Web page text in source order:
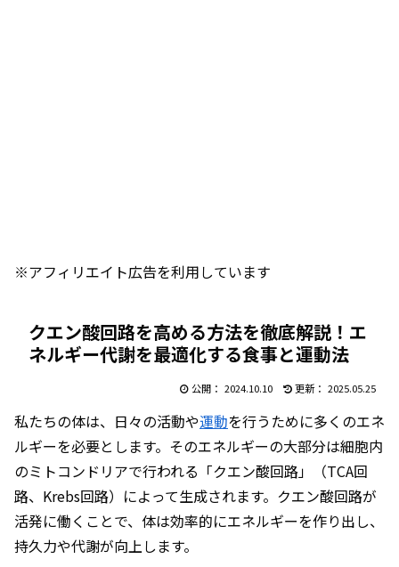
※アフィリエイト広告を利用しています
クエン酸回路を高める方法を徹底解説！エ
ネルギー代謝を最適化する食事と運動法
2024.10.10 2025.05.25
私たちの体は、日々の活動や運動を行うために多くのエネ
ルギーを必要とします。そのエネルギーの大部分は細胞内
のミトコンドリアで行われる「クエン酸回路」（TCA回
路、Krebs回路）によって生成されます。クエン酸回路が
活発に働くことで、体は効率的にエネルギーを作り出し、
持久力や代謝が向上します。